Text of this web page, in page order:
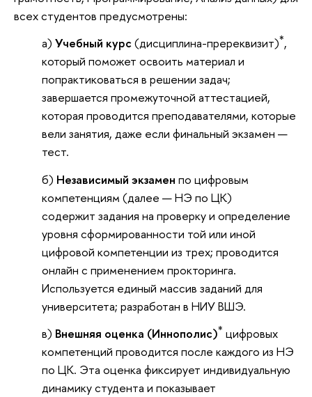
всех студентов предусмотрены:
а) Учебный курс(дисциплина-пререквизит)*,
который поможет освоить материал и
попрактиковаться в решении задач;
завершается промежуточной аттестацией,
которая проводится преподавателями, которые
вели занятия, даже если финальный экзамен —
тест.
б) Независимый экзамен по цифровым
компетенциям (далее — НЭ по ЦК)
содержит задания на проверку и определение
уровня сформированности той или иной
цифровой компетенции из трех; проводится
онлайн с применением прокторинга.
Используется единый массив заданий для
университета; разработан в НИУ ВШЭ.
в) Внешняя оценка (Иннополис)* цифровых
компетенций проводится после каждого из НЭ
по ЦК. Эта оценка фиксирует индивидуальную
динамику студента и показывает